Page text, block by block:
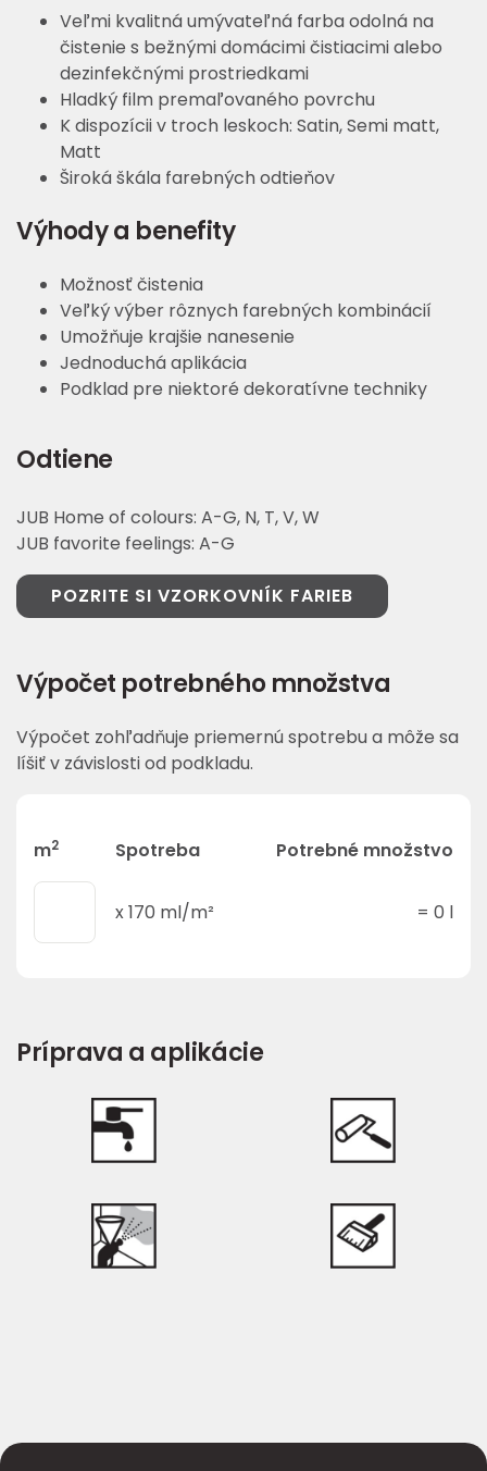
Veľmi kvalitná umývateľná farba odolná na
čistenie s bežnými domácimi čistiacimi alebo
dezinfekčnými prostriedkami
Hladký film premaľovaného povrchu
K dispozícii v troch leskoch: Satin, Semi matt,
Matt
Široká škála farebných odtieňov
Výhody a benefity
Možnosť čistenia
Veľký výber rôznych farebných kombinácií
Umožňuje krajšie nanesenie
Jednoduchá aplikácia
Podklad pre niektoré dekoratívne techniky
Odtiene
JUB Home of colours: A-G, N, T, V, W
JUB favorite feelings: A-G
POZRITE SI VZORKOVNÍK FARIEB
Výpočet potrebného množstva
Výpočet zohľadňuje priemernú spotrebu a môže sa
líšiť v závislosti od podkladu.
m2 Spotreba Potrebné množstvo
x170 ml/m² = 0 l
Príprava a aplikácie